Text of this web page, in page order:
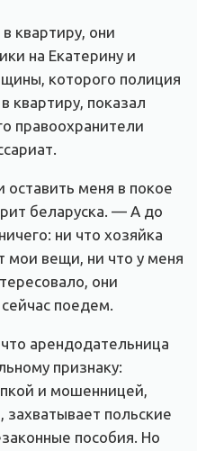
квартиру, они
на Екатерину и
которого полиция
квартиру, показал
правоохранители
меня в покое
беларуска. — А до
ни что хозяйка
мои вещи, ни что у меня
они
поедем.
арендодательница
признаку:
и мошенницей,
польские
пособия. Но